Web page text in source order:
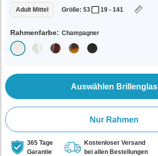
Adult Mittel Größe: 53 19 - 141
Rahmenfarbe: Champagner
Auswählen Brillenglas
Nur Rahmen
365 Tage
Garantie
Kostenloser Versand
bei allen Bestellungen